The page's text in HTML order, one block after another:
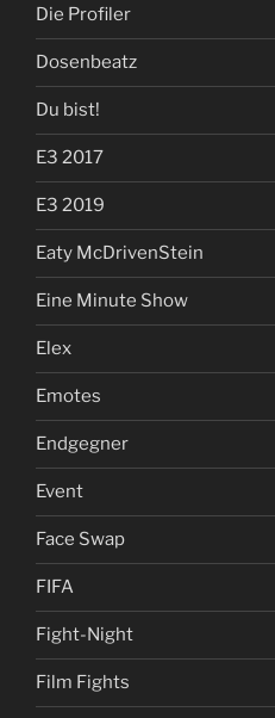
Die Profiler
Dosenbeatz
Du bist!
E3 2017
E3 2019
Eaty McDrivenStein
Eine Minute Show
Elex
Emotes
Endgegner
Event
Face Swap
FIFA
Fight-Night
Film Fights